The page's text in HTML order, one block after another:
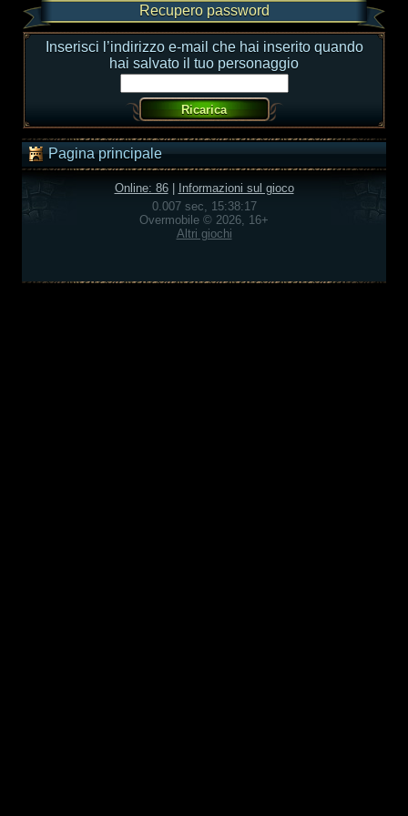
Recupero password
Inserisci l’indirizzo e-mail che hai inserito quando
hai salvato il tuo personaggio
Pagina principale
Online: 86|
Informazioni sul gioco
0.007 sec, 15:38:17
Overmobile © 2026, 16+
Altri giochi